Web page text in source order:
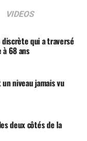
VIDEOS
qui a traversé
68 ans
niveau jamais vu
deux côtés de la